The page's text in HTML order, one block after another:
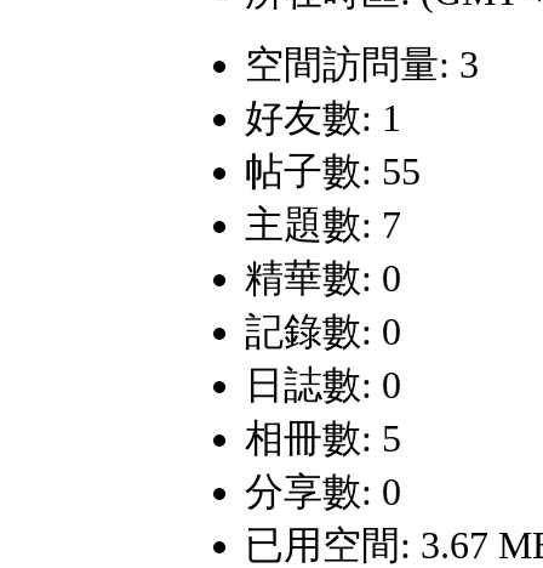
空間訪問量: 3
好友數: 1
帖子數: 55
主題數: 7
精華數: 0
記錄數: 0
日誌數: 0
相冊數: 5
分享數: 0
已用空間: 3.67